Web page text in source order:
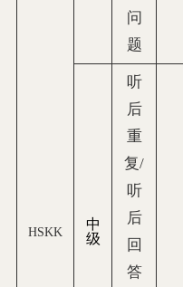
HSKK
问
题
中
级
听
后
重
复/
听
后
回
答